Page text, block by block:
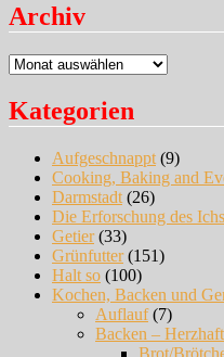
Archiv
Archiv
Kategorien
Aufgeschnappt (9)
Cooking, Baking and
Darmstadt (26)
Die Erforschung des
Getier(33)
Grünfutter(151)
Halt so (100)
Kochen, Backen und
Auflauf(7)
Backen – Herzhaft
Brot/